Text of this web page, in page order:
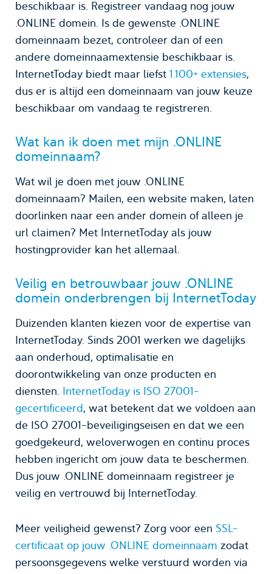
beschikbaar is. Registreer vandaag nog jouw
.ONLINE domein. Is de gewenste .ONLINE
domeinnaam bezet, controleer dan of een
andere domeinnaamextensie beschikbaar is.
InternetToday biedt maar liefst 1.100+ extensies,
dus er is altijd een domeinnaam van jouw keuze
beschikbaar om vandaag te registreren.
Wat kan ik doen met mijn .ONLINE
domeinnaam?
Wat wil je doen met jouw .ONLINE
domeinnaam? Mailen, een website maken, laten
doorlinken naar een ander domein of alleen je
url claimen? Met InternetToday als jouw
hostingprovider kan het allemaal.
Veilig en betrouwbaar jouw .ONLINE
domein onderbrengen bij InternetToday
Duizenden klanten kiezen voor de expertise van
InternetToday. Sinds 2001 werken we dagelijks
aan onderhoud, optimalisatie en
doorontwikkeling van onze producten en
diensten. InternetToday is ISO 27001-
gecertificeerd, wat betekent dat we voldoen aan
de ISO 27001-beveiligingseisen en dat we een
goedgekeurd, weloverwogen en continu proces
hebben ingericht om jouw data te beschermen.
Dus jouw .ONLINE domeinnaam registreer je
veilig en vertrouwd bij InternetToday.
Meer veiligheid gewenst? Zorg voor een SSL-
certificaat op jouw .ONLINE domeinnaam zodat
persoonsgegevens welke verstuurd worden via